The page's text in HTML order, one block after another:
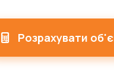
Розрахувати